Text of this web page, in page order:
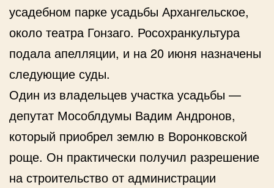
усадебном парке усадьбы Архангельское,
около театра Гонзаго. Росохранкультура
подала апелляции, и на 20 июня назначены
следующие суды.
Один из владельцев участка усадьбы —
депутат Мособлдумы Вадим Андронов,
который приобрел землю в Воронковской
роще. Он практически получил разрешение
на строительство от администрации